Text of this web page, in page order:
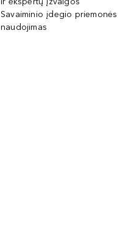
Savaiminio įdegio priemonės
naudojimas